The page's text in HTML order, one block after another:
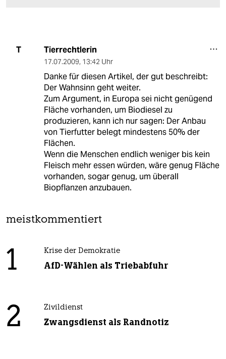
T Tierrechtlerin
17.07.2009, 13:42 Uhr
Danke für diesen Artikel, der gut beschreibt:
Der Wahnsinn geht weiter.
Zum Argument, in Europa sei nicht genügend
Fläche vorhanden, um Biodiesel zu
produzieren, kann ich nur sagen: Der Anbau
von Tierfutter belegt mindestens 50% der
Flächen.
Wenn die Menschen endlich weniger bis kein
Fleisch mehr essen würden, wäre genug Fläche
vorhanden, sogar genug, um überall
Biopflanzen anzubauen.
meistkommentiert
1 Krise der Demokratie
AfD-Wählen als Triebabfuhr
2 Zivildienst
Zwangsdienst als Randnotiz